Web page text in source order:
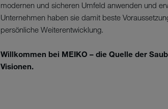
modernen und sicheren Umfeld anwenden und
Unternehmen haben sie damit beste
persönliche Weiterentwicklung.
Willkommen bei MEIKO – die Quelle der
Visionen.